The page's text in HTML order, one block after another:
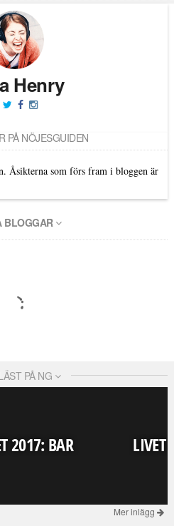
Henry
PÅ NÖJESGUIDEN
Åsikterna som förs fram i bloggen är
BLOGGAR
PÅ NG
2017: BAR LIVET
Mer inlägg